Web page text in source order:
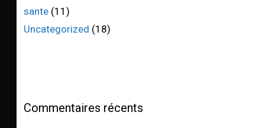
sante (11)
Uncategorized (18)
Commentaires récents